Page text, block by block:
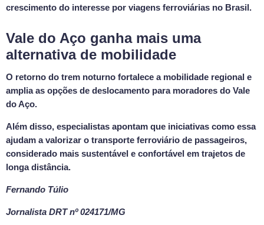
crescimento do interesse por viagens ferroviárias no Brasil.
Vale do Aço ganha mais uma
alternativa de mobilidade
O retorno do trem noturno fortalece a mobilidade regional e
amplia as opções de deslocamento para moradores do Vale
do Aço.
Além disso, especialistas apontam que iniciativas como essa
ajudam a valorizar o transporte ferroviário de passageiros,
considerado mais sustentável e confortável em trajetos de
longa distância.
Fernando Túlio
Jornalista DRT nº 024171/MG